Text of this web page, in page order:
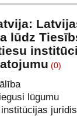
lūdz
(0)
lūgumu